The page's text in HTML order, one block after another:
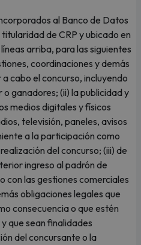
al Banco de Datos
de CRP y ubicado en
arriba, para las siguientes
coordinaciones y demás
cabo el concurso, incluyendo
ganadores; (ii) la publicidad y
medios digitales y físicos
televisión, paneles, avisos
a la participación como
del concurso; (iii) de
ingreso al padrón de
con las gestiones comerciales
obligaciones legales que
consecuencia o que estén
que sean finalidades
del concursante o la